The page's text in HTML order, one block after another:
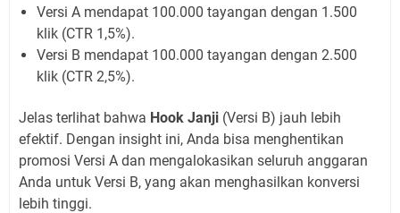
Versi A mendapat 100.000 tayangan dengan 1.500
klik (CTR 1,5%).
Versi B mendapat 100.000 tayangan dengan 2.500
klik (CTR 2,5%).
Jelas terlihat bahwa Hook Janji (Versi B) jauh lebih
efektif. Dengan insight ini, Anda bisa menghentikan
promosi Versi A dan mengalokasikan seluruh anggaran
Anda untuk Versi B, yang akan menghasilkan konversi
lebih tinggi.